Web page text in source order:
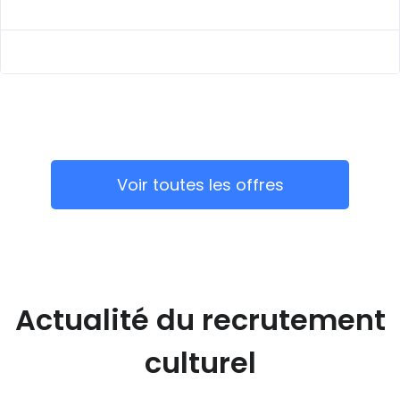
Voir toutes les offres
Actualité du recrutement
culturel